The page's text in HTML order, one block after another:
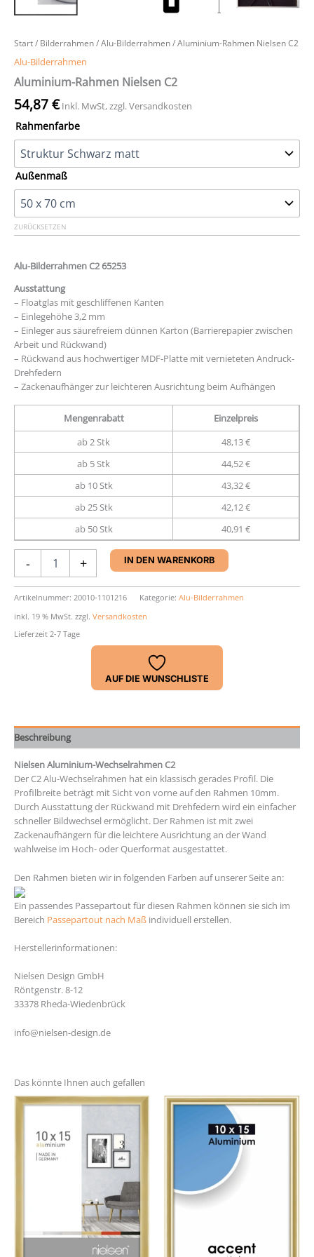
Start/ Bilderrahmen/Alu-Bilderrahmen/ Aluminium-Rahmen Nielsen C2
Alu-Bilderrahmen
Aluminium-Rahmen Nielsen C2
54,87€ Inkl. MwSt, zzgl. Versandkosten
Rahmenfarbe
Außenmaß
ZURÜCKSETZEN
Alu-Bilderrahmen C2 65253
Ausstattung
– Floatglas mit geschliffenen Kanten
– Einlegehöhe 3,2 mm
– Einleger aus säurefreiem dünnen Karton (Barrierepapier zwischen
Arbeit und Rückwand)
– Rückwand aus hochwertiger MDF-Platte mit vernieteten Andruck-
Drehfedern
– Zackenaufhänger zur leichteren Ausrichtung beim Aufhängen
Mengenrabatt
Einzelpreis
ab 2 Stk
48,13 €
ab 5 Stk
44,52 €
ab 10 Stk
43,32 €
ab 25 Stk
42,12 €
ab 50 Stk
40,91 €
-
Rahmen
Nielsen
C2
Menge
+ IN DEN WARENKORB
Artikelnummer: 20010-1101216 Kategorie: Alu-Bilderrahmen
inkl. 19 % MwSt. zzgl. Versandkosten
Lieferzeit 2-7 Tage
AUF DIE WUNSCHLISTE
Beschreibung
Nielsen Aluminium-Wechselrahmen C2
Der C2 Alu-Wechselrahmen hat ein klassisch gerades Profil. Die
Profilbreite beträgt mit Sicht von vorne auf den Rahmen 10mm.
Durch Ausstattung der Rückwand mit Drehfedern wird ein einfacher
schneller Bildwechsel ermöglicht. Der Rahmen ist mit zwei
Zackenaufhängern für die leichtere Ausrichtung an der Wand
wahlweise im Hoch- oder Querformat ausgestattet.
Den Rahmen bieten wir in folgenden Farben auf unserer Seite an:
Ein passendes Passepartout für diesen Rahmen können sie sich im
Bereich Passepartout nach Maß individuell erstellen.
Herstellerinformationen:
Nielsen Design GmbH
Röntgenstr. 8-12
33378 Rheda-Wiedenbrück
info@nielsen-design.de
Das könnte Ihnen auch gefallen